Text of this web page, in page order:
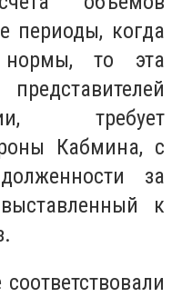
периоды, когда
нормы, то эта
требует
Кабмина, с
за
к